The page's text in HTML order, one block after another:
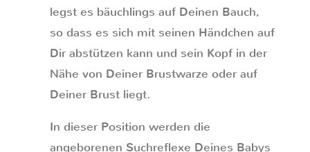
legst es bäuchlings auf Deinen Bauch,
so dass es sich mit seinen Händchen auf
Dir abstützen kann und sein Kopf in der
Nähe von Deiner Brustwarze oder auf
Deiner Brust liegt.
In dieser Position werden die
angeborenen Suchreflexe Deines Babys